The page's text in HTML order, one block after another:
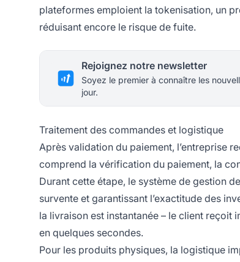
plateformes emploient la tokenisation, un
réduisant encore le risque de fuite.
Rejoignez notre newsletter
Soyez le premier à connaître les
jour.
Traitement des commandes et logistique
Après validation du paiement, l’entreprise
comprend la vérification du paiement, la
Durant cette étape, le système de gestion
survente et garantissant l’exactitude des
la livraison est instantanée – le client reçoit
en quelques secondes.
Pour les produits physiques, la logistique